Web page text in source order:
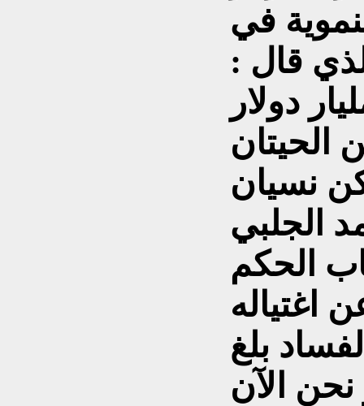
في
قال :
( 60 ) مليار دولار
الحيتان
نسيان
الجلبي
اقطاب الحكم
اغتياله
بلغ
نحن الآن